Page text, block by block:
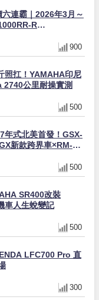
連霸｜2026年3月～
R
900
照扛！YAMAHA印尼
公里耐操實測
500
年式北美首發！GSX-
新款跨界車×RM-
500
SR400改裝
車人生蛻變記
500
LFC700 Pro 直
300